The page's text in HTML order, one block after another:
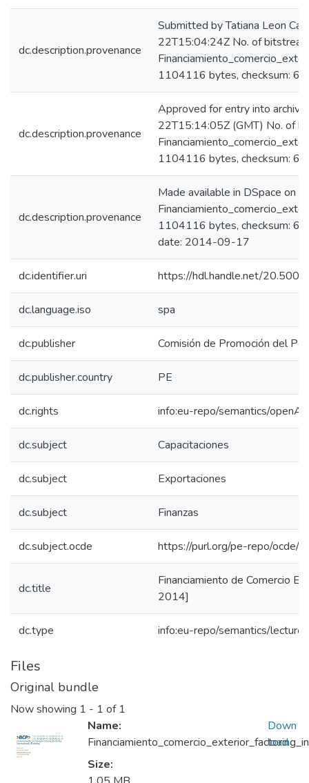
dc.description.provenance
Submitted by Tatiana Leon
22T15:04:24Z No. of
1104116 bytes, checksum:
dc.description.provenance
Approved for entry into
22T15:14:05Z (GMT) No. of
1104116 bytes, checksum:
dc.description.provenance
Made available in DSpace on
1104116 bytes, checksum:
date: 2014-09-17
dc.identifier.uri https://hdl.handle.net/
dc.language.iso spa
dc.publisher Comisión de Promoción del
dc.publisher.country PE
dc.rights info:eu-repo/semantics/
dc.subject Capacitaciones
dc.subject Exportaciones
dc.subject Finanzas
dc.subject.ocde https://purl.org/pe-repo/ocde/
dc.title
Financiamiento de Comercio
2014]
dc.type info:eu-repo/semantics/lecture
Files
Original bundle
Now showing 1 - 1 of 1
Name:
Size:
Down
load